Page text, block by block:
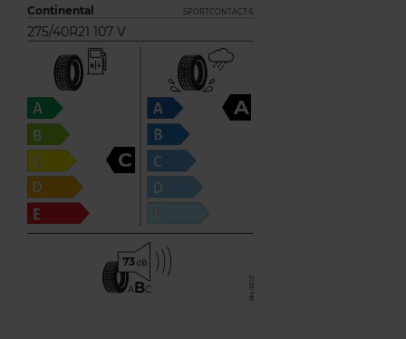
Continental SPORTCONTACT 6
275/40R21 107 V
C
A
73
A BC